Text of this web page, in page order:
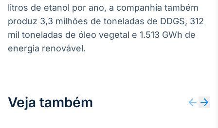
Curadoria de
conteúdos
noticiosos
Soluções de
Tecnologia
litros de etanol por ano, a companhia também
produz 3,3 milhões de toneladas de DDGS, 312
mil toneladas de óleo vegetal e 1.513 GWh de
energia renovável.
Veja também